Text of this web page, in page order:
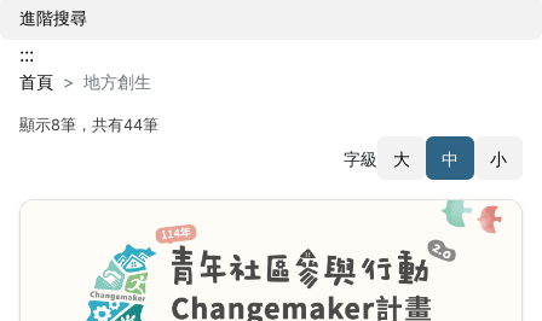
進階搜尋
:::
首頁 地方創生
顯示8筆，共有44筆
字級 大 中 小
搜尋結果